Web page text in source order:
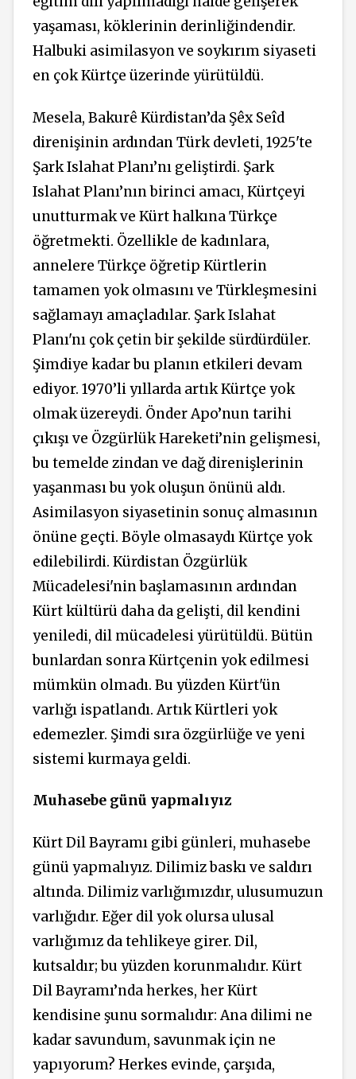
yaşaması, köklerinin derinliğindendir.
Halbuki asimilasyon ve soykırım siyaseti
en çok Kürtçe üzerinde yürütüldü.
Mesela, Bakurê Kürdistan’da Şêx Seîd
direnişinin ardından Türk devleti, 1925'te
Şark Islahat Planı’nı geliştirdi. Şark
Islahat Planı’nın birinci amacı, Kürtçeyi
unutturmak ve Kürt halkına Türkçe
öğretmekti. Özellikle de kadınlara,
annelere Türkçe öğretip Kürtlerin
tamamen yok olmasını ve Türkleşmesini
sağlamayı amaçladılar. Şark Islahat
Planı'nı çok çetin bir şekilde sürdürdüler.
Şimdiye kadar bu planın etkileri devam
ediyor. 1970’li yıllarda artık Kürtçe yok
olmak üzereydi. Önder Apo’nun tarihi
çıkışı ve Özgürlük Hareketi’nin gelişmesi,
bu temelde zindan ve dağ direnişlerinin
yaşanması bu yok oluşun önünü aldı.
Asimilasyon siyasetinin sonuç almasının
önüne geçti. Böyle olmasaydı Kürtçe yok
edilebilirdi. Kürdistan Özgürlük
Mücadelesi'nin başlamasının ardından
Kürt kültürü daha da gelişti, dil kendini
yeniledi, dil mücadelesi yürütüldü. Bütün
bunlardan sonra Kürtçenin yok edilmesi
mümkün olmadı. Bu yüzden Kürt'ün
varlığı ispatlandı. Artık Kürtleri yok
edemezler. Şimdi sıra özgürlüğe ve yeni
sistemi kurmaya geldi.
Muhasebe günü yapmalıyız
Kürt Dil Bayramı gibi günleri, muhasebe
günü yapmalıyız. Dilimiz baskı ve saldırı
altında. Dilimiz varlığımızdır, ulusumuzun
varlığıdır. Eğer dil yok olursa ulusal
varlığımız da tehlikeye girer. Dil,
kutsaldır; bu yüzden korunmalıdır. Kürt
Dil Bayramı’nda herkes, her Kürt
kendisine şunu sormalıdır: Ana dilimi ne
kadar savundum, savunmak için ne
yapıyorum? Herkes evinde, çarşıda,